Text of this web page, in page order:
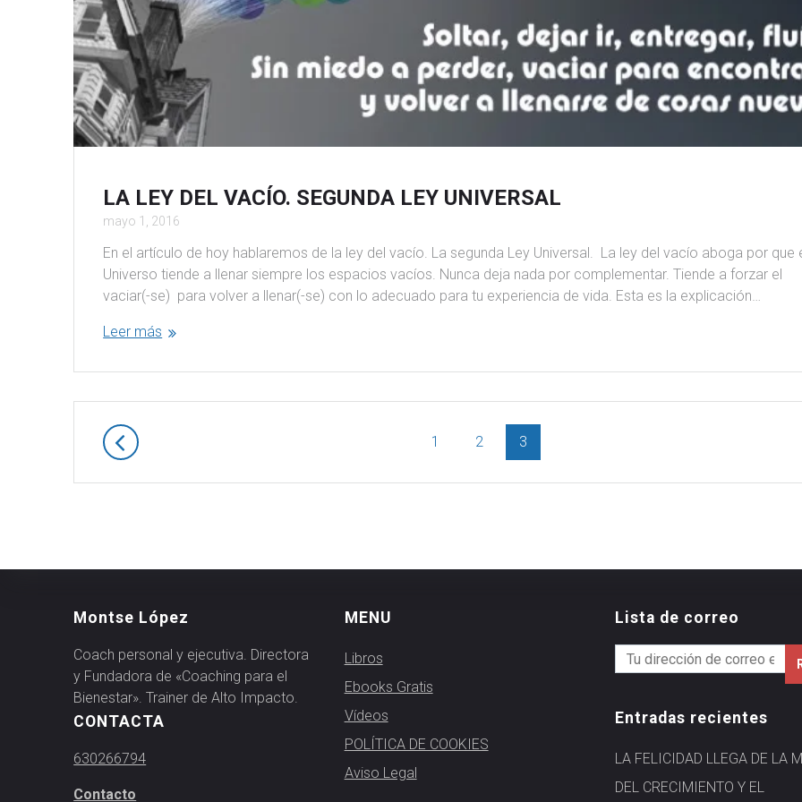
LA LEY DEL VACÍO. SEGUNDA LEY UNIVERSAL
mayo 1, 2016
En el artículo de hoy hablaremos de la ley del vacío. La segunda Ley Universal. La ley del vacío aboga por que
Universo tiende a llenar siempre los espacios vacíos. Nunca deja nada por complementar. Tiende a forzar el
vaciar(-se) para volver a llenar(-se) con lo adecuado para tu experiencia de vida. Esta es la explicación…
Leer más
1 2 3
Montse López
Coach personal y ejecutiva. Directora
y Fundadora de «Coaching para el
Bienestar». Trainer de Alto Impacto.
CONTACTA
630266794
Contacto
MENU
Libros
Ebooks Gratis
Vídeos
POLÍTICA DE COOKIES
Aviso Legal
Lista de correo
Entradas recientes
LA FELICIDAD LLEGA DE LA
DEL CRECIMIENTO Y EL